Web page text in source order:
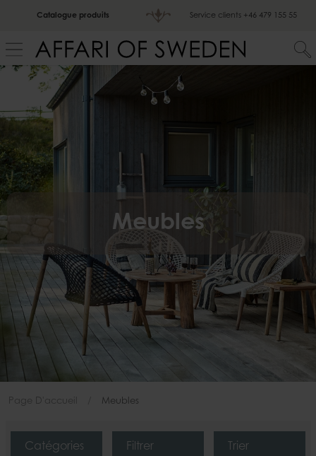
Catalogue produits Service clients +46 479 155 55
Meubles
Page D'accueil Meubles
Catégories Filtrer Trier